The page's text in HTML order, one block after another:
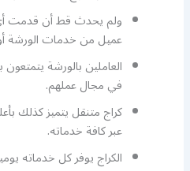
ولم يحدث قط أن قدمت
عميل من خدمات الورشة أو
العاملين بالورشة
في مجال عملهم.
كراج متنقل يتميز كذلك
عبر كافة خدماته.
الكراج يوفر كل خدماته